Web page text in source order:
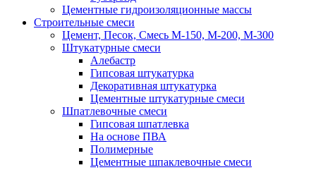
Цементные гидроизоляционные массы
Строительные смеси
Цемент, Песок, Смесь М-150, М-200, М-300
Штукатурные смеси
Алебастр
Гипсовая штукатурка
Декоративная штукатурка
Цементные штукатурные смеси
Шпатлевочные смеси
Гипсовая шпатлевка
На основе ПВА
Полимерные
Цементные шпаклевочные смеси